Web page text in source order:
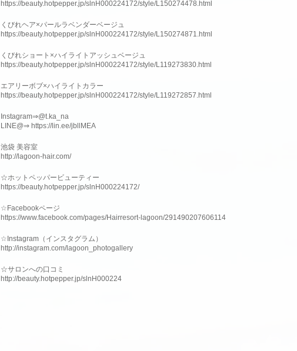
https://beauty.hotpepper.jp/slnH000224172/style/L150274478.html
くびれヘア×パールラベンダーベージュ
https://beauty.hotpepper.jp/slnH000224172/style/L150274871.html
くびれショート×ハイライトアッシュベージュ
https://beauty.hotpepper.jp/slnH000224172/style/L119273830.html
エアリーボブ×ハイライトカラー
https://beauty.hotpepper.jp/slnH000224172/style/L119272857.html
Instagram⇒@t.ka_na
LINE@⇒ https://lin.ee/jbllMEA
池袋 美容室
http://lagoon-hair.com/
☆ホットペッパービューティー
https://beauty.hotpepper.jp/slnH000224172/
☆Facebookページ
https://www.facebook.com/pages/Hairresort-lagoon/291490207606114
☆Instagram（インスタグラム）
http://instagram.com/lagoon_photogallery
☆サロンへの口コミ
http://beauty.hotpepper.jp/slnH000224